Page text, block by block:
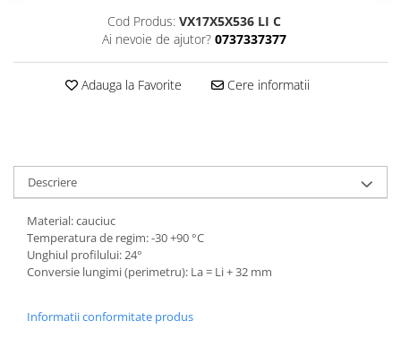
Cod Produs: VX17X5X536 LI C
Ai nevoie de ajutor? 0737337377
Adauga la Favorite Cere informatii
Descriere
Material: cauciuc
Temperatura de regim: -30 +90 °C
Unghiul profilului: 24°
Conversie lungimi (perimetru): La = Li + 32 mm
Informatii conformitate produs